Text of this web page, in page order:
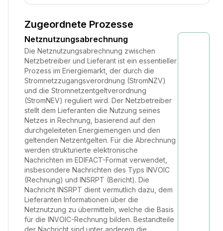
Zugeordnete Prozesse
Netznutzungsabrechnung
Die Netznutzungsabrechnung zwischen
Netzbetreiber und Lieferant ist ein essentieller
Prozess im Energiemarkt, der durch die
Stromnetzzugangsverordnung (StromNZV)
und die Stromnetzentgeltverordnung
(StromNEV) reguliert wird. Der Netzbetreiber
stellt dem Lieferanten die Nutzung seines
Netzes in Rechnung, basierend auf den
durchgeleiteten Energiemengen und den
geltenden Netzentgelten. Für die Abrechnung
werden strukturierte elektronische
Nachrichten im EDIFACT-Format verwendet,
insbesondere Nachrichten des Typs INVOIC
(Rechnung) und INSRPT (Bericht). Die
Nachricht INSRPT dient vermutlich dazu, dem
Lieferanten Informationen über die
Netznutzung zu übermitteln, welche die Basis
für die INVOIC-Rechnung bilden. Bestandteile
der Nachricht sind unter anderem die